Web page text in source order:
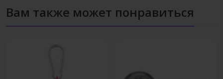
Вам также может понравиться